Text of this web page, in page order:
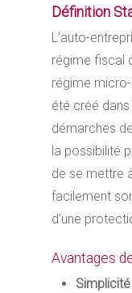
Définition
L’auto-
régime fiscal
régime
été créé
démarches
la possibilité
de se mettre
facilement
d’une
Avantages